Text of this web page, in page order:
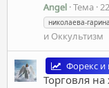
Angel Тема
николаева-гарина
и Оккультизм
Форекс и
Торговля